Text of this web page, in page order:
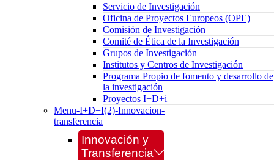
Servicio de Investigación
Oficina de Proyectos Europeos (OPE)
Comisión de Investigación
Comité de Ética de la Investigación
Grupos de Investigación
Institutos y Centros de Investigación
Programa Propio de fomento y desarrollo de
la investigación
Proyectos I+D+i
Menu-I+D+I(2)-Innovacion-
transferencia
Innovación y
Transferencia